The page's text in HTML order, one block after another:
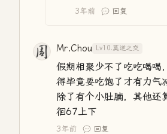
3年前 回复
Mr.Chou Lv10.莫逆之交
假期相聚少不了吃吃喝喝
得毕竟要吃饱了才有力气
除了有个小肚腩，其他还
徊67上下
3年前 回复